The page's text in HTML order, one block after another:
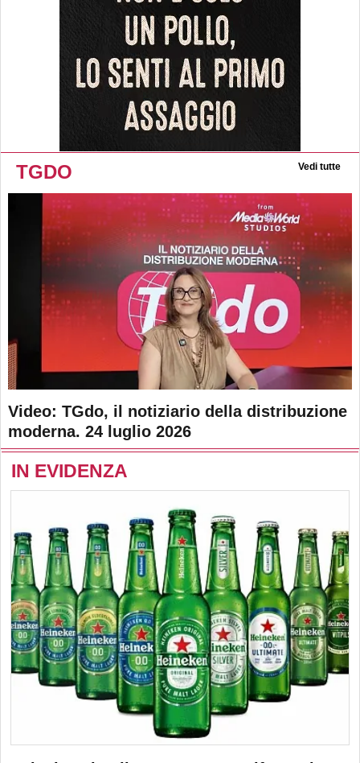
TGDO Vedi tutte
Video: TGdo, il notiziario della distribuzione
moderna. 24 luglio 2026
IN EVIDENZA